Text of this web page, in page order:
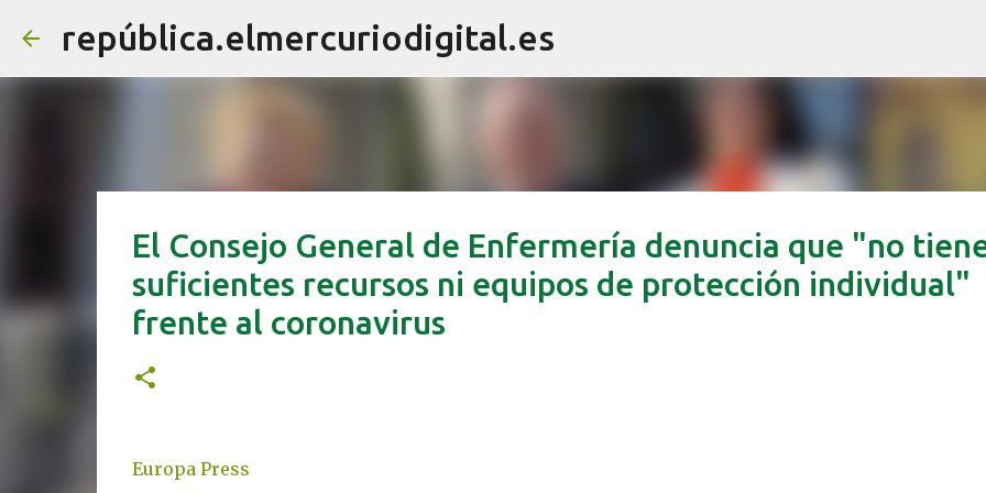
república.elmercuriodigital.es
El Consejo General de Enfermería denuncia que "no
suficientes recursos ni equipos de protección individual"
frente al coronavirus
Europa Press